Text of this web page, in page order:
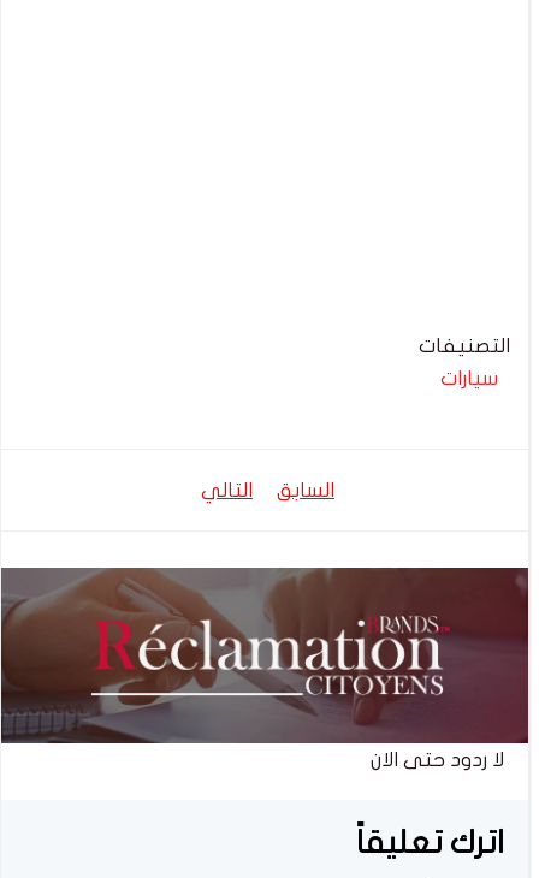
التصنيفات
سيارات
السابق
تصفّح
التالي
لا ردود حتى الان
اترك تعليقاً